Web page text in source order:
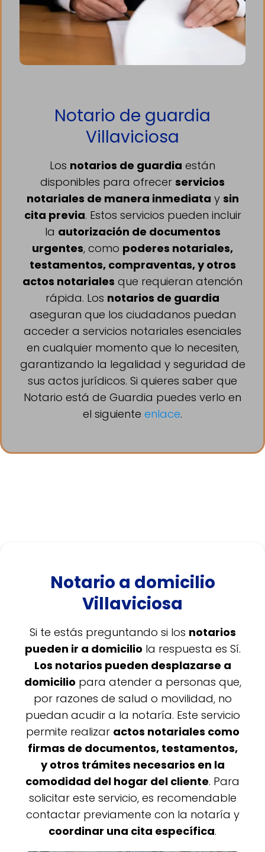
Notario de guardia
Villaviciosa
Los notarios de guardia están
disponibles para ofrecer servicios
notariales de manera inmediata y sin
cita previa. Estos servicios pueden incluir
la autorización de documentos
urgentes, como poderes notariales,
testamentos, compraventas, y otros
actos notariales que requieran atención
rápida. Los notarios de guardia
aseguran que los ciudadanos puedan
acceder a servicios notariales esenciales
en cualquier momento que lo necesiten,
garantizando la legalidad y seguridad de
sus actos jurídicos. Si quieres saber que
Notario está de Guardia puedes verlo en
el siguiente enlace.
Notario a domicilio
Villaviciosa
Si te estás preguntando si los notarios
pueden ir a domicilio la respuesta es Sí.
Los notarios pueden desplazarse a
domicilio para atender a personas que,
por razones de salud o movilidad, no
puedan acudir a la notaría. Este servicio
permite realizar actos notariales como
firmas de documentos, testamentos,
y otros trámites necesarios en la
comodidad del hogar del cliente. Para
solicitar este servicio, es recomendable
contactar previamente con la notaría y
coordinar una cita específica.